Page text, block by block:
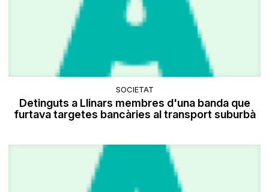
SOCIETAT
Detinguts a Llinars membres d'una banda que
furtava targetes bancàries al transport suburbà